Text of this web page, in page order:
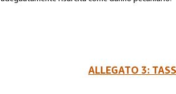
ALLEGATO 3: